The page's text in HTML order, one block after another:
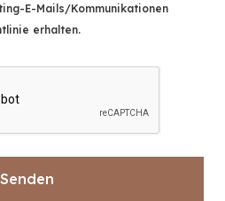
E-Mails/Kommunikationen
erhalten.